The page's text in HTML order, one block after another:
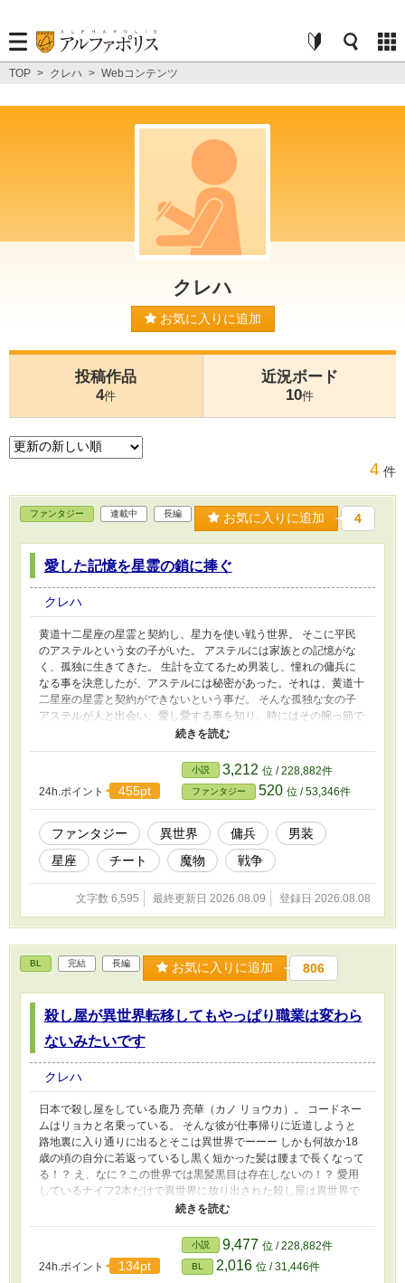
TOP > クレハ > Webコンテンツ
クレハ
お気に入りに追加
投稿作品
4件
近況ボード
10件
4 件
ファンタジー 連載中 長編 お気に入りに追加 4
愛した記憶を星霊の鎖に捧ぐ
クレハ
黄道十二星座の星霊と契約し、星力を使い戦う世界。 そこに平民
のアステルという女の子がいた。 アステルには家族との記憶がな
く、孤独に生きてきた。 生計を立てるため男装し、憧れの傭兵に
なる事を決意したが、アステルには秘密があった。それは、黄道十
二星座の星霊と契約ができないという事だ。 そんな孤独な女の子
アステルが人と出会い、愛し愛する事を知り、時にはその腕っ節で
何事も解決していく物理もメンタルも強いそんな女の子の物語、こ
24h.ポイント 455pt
小説 3,212 位 / 228,882件
ファンタジー 520 位 / 53,346件
ファンタジー 異世界 傭兵
男装
星座
チート 魔物 戦争
文字数 6,595 最終更新日 2026.08.09 登録日 2026.08.08
BL 完結 長編 お気に入りに追加 806
殺し屋が異世界転移してもやっぱり職業は変わら
ないみたいです
クレハ
日本で殺し屋をしている鹿乃 亮華（カノ リョウカ）。 コードネー
ムはリョカと名乗っている。 そんな彼が仕事帰りに近道しようと
路地裏に入り通りに出るとそこは異世界でーーー しかも何故か18
歳の頃の自分に若返っているし黒く短かった髪は腰まで長くなって
る！？ え、なに？この世界では黒髪黒目は存在しないの！？ 愛用
しているナイフ2本だけで異世界に放り出された殺し屋は異世界で
もやっていけるのかーーー ※R18はあまりありません、雰囲気だけ
24h.ポイント 134pt
小説 9,477 位 / 228,882件
BL 2,016 位 / 31,446件